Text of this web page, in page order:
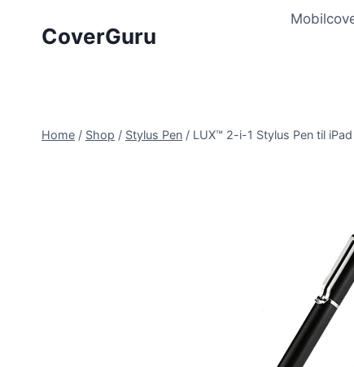
CoverGuru
Home / Shop / Stylus Pen / LUX™ 2-i-1 Stylus Pen til